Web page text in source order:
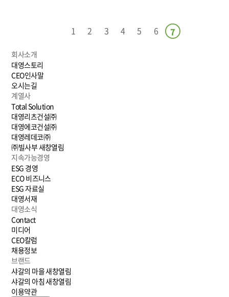
1 2 3 4 5 6 7
회사소개
대영스토리
CEO인사말
오시는길
계열사
Total Solution
대영리츠건설㈜
대영에코건설㈜
대영레데코㈜
㈜빌사부새창열림
지속가능경영
ESG 경영
ECO 비즈니스
ESG 자료실
대영서재
대영소식
Contact
미디어
CEO칼럼
채용정보
브랜드
샤갈의 마을새창열림
샤갈의 아침새창열림
이용약관